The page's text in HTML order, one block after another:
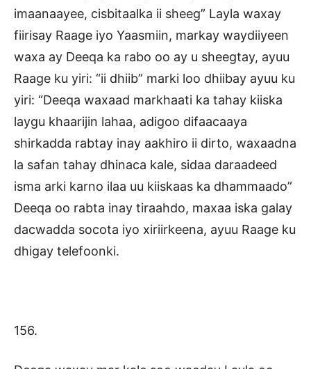
imaanaayee, cisbitaalka ii sheeg” Layla waxay
fiirisay Raage iyo Yaasmiin, markay waydiiyeen
waxa ay Deeqa ka rabo oo ay u sheegtay, ayuu
Raage ku yiri: “ii dhiib” marki loo dhiibay ayuu ku
yiri: “Deeqa waxaad markhaati ka tahay kiiska
laygu khaarijin lahaa, adigoo difaacaaya
shirkadda rabtay inay aakhiro ii dirto, waxaadna
la safan tahay dhinaca kale, sidaa daraadeed
isma arki karno ilaa uu kiiskaas ka dhammaado”
Deeqa oo rabta inay tiraahdo, maxaa iska galay
dacwadda socota iyo xiriirkeena, ayuu Raage ku
dhigay telefoonki.
156.